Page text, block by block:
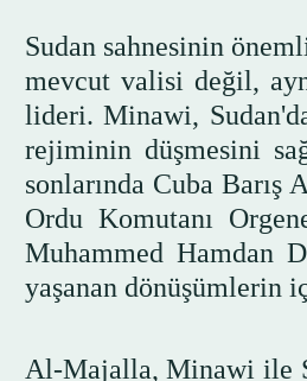
Sudan sahnesinin
mevcut valisi değil,
lideri. Minawi,
rejiminin düşmesini
sonlarında Cuba Barış
Ordu Komutanı
Muhammed Hamdan
yaşanan dönüşümlerin
Al-Majalla, Minawi ile